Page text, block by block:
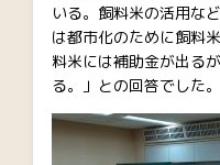
いる。飼料米の活用な
は都市化のために飼料
料米には補助金が出る
る。」との回答でした。